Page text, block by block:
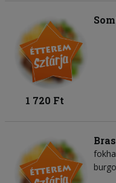
1 720 Ft